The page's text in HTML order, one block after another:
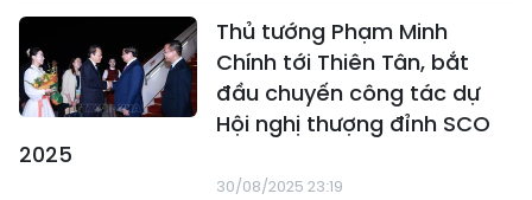
Thủ tướng Phạm Minh
Chính tới Thiên Tân, bắt
đầu chuyến công tác dự
Hội nghị thượng đỉnh SCO
2025
30/08/2025 23:19